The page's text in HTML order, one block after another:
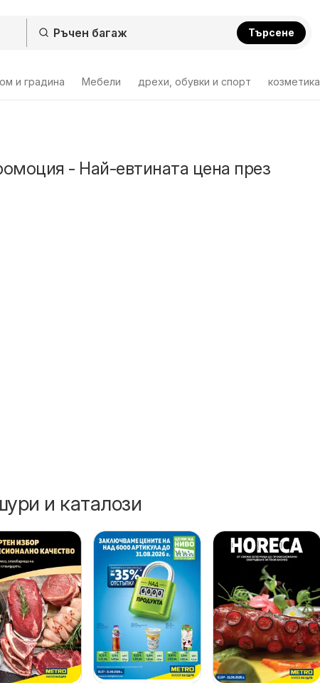
Търсене
и градина Мебели дрехи, обувки и спорт козметика
- Най-евтината цена през
и каталози